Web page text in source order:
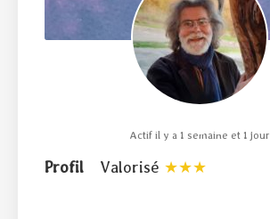
Actif il y a 1 semaine et 1 jour
Profil Valorisé